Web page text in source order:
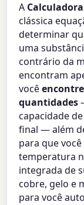
A
clássica
determinar
uma
contrário da
encontram
você
quantidades
capacidade
final — além
para que
temperatura
integrada de
cobre, gelo e
para você